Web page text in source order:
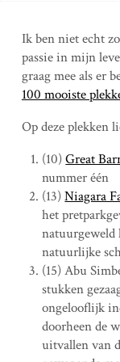
Ik ben niet echt
passie in mijn
graag mee als er
100 mooiste
Op deze plekken
(10)Great
nummer één
(13)Niagara
het
natuurgeweld
natuurlijke
(15) Abu
stukken
ongelooflijk
doorheen de
uitvallen van